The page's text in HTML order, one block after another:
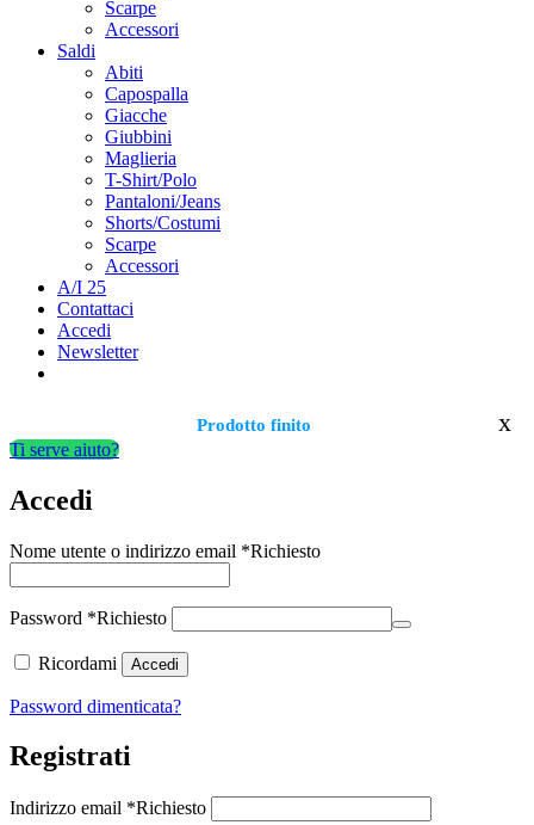
Scarpe
Accessori
Saldi
Abiti
Capospalla
Giacche
Giubbini
Maglieria
T-Shirt/Polo
Pantaloni/Jeans
Shorts/Costumi
Scarpe
Accessori
A/I 25
Contattaci
Accedi
Newsletter
Prodotto finito x
Ti serve aiuto?
Accedi
Nome utente o indirizzo email *Richiesto
Password *Richiesto
Ricordami Accedi
Password dimenticata?
Registrati
Indirizzo email *Richiesto